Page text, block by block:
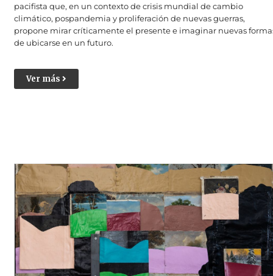
pacifista que, en un contexto de crisis mundial de cambio
climático, pospandemia y proliferación de nuevas guerras,
propone mirar críticamente el presente e imaginar nuevas
de ubicarse en un futuro.
Ver más